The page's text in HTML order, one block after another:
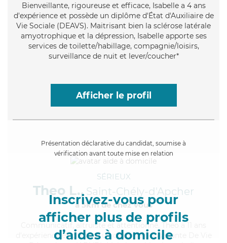
Bienveillante, rigoureuse et efficace, Isabelle a 4 ans
d'expérience et possède un diplôme d'État d'Auxiliaire de
Vie Sociale (DEAVS). Maitrisant bien la sclérose latérale
amyotrophique et la dépression, Isabelle apporte ses
services de toilette/habillage, compagnie/loisirs,
surveillance de nuit et lever/coucher*
Afficher le profil
Présentation déclarative du candidat, soumise à
vérification avant toute mise en relation
Inscrivez-vous pour
afficher plus de profils
d’aides à domicile
SÉRIEUX
Theo L., Saint-Chély-d'Apcher
à 5km de chez Vous
, altruiste et attentionné, Theo a 11 ans
d'expérience et possède un diplôme d'Assistante De Vie